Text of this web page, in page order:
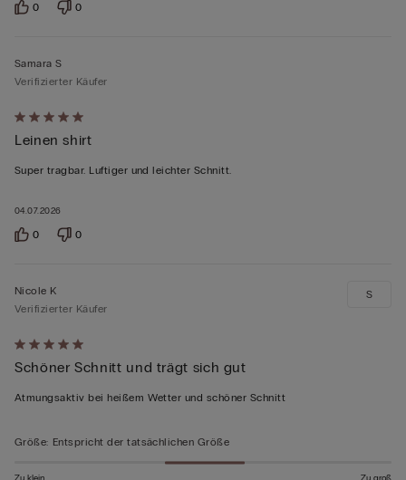
0 0
Mit
5
von
bewertet
04.07.2026
Samara S
Verifizierter Käufer
Leinen shirt
Super tragbar. Luftiger und leichter Schnitt.
0 0
Mit
5
von
bewertet
Nicole K
Verifizierter Käufer
Schöner Schnitt und trägt sich gut
Atmungsaktiv bei heißem Wetter und schöner Schnitt
S
Größe: Entspricht der tatsächlichen Größe